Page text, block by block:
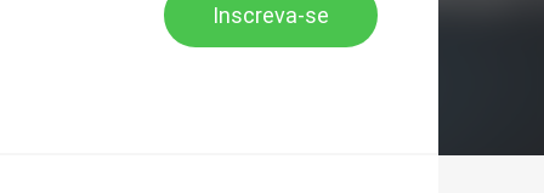
Inscreva-se